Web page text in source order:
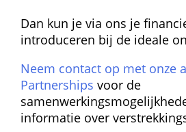
Dan kun je via ons je
introduceren bij de ideale
Neem contact op met onze
Partnerships voor de
informatie over